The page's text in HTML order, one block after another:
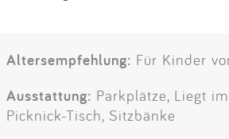
Altersempfehlung: Für Kinder
Ausstattung: Parkplätze, Liegt
Picknick-Tisch, Sitzbänke